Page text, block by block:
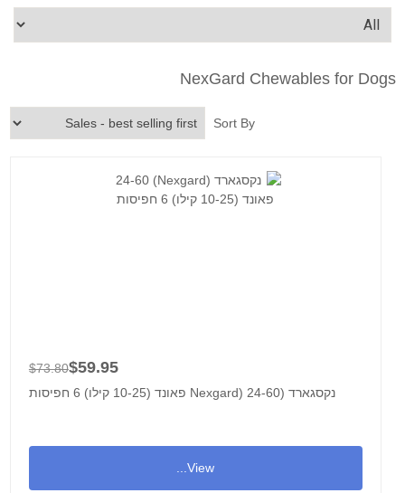
NexGard Chewables for Dogs
Sort By
$59.95
$73.80
נקסגארד (Nexgard) 24-60 פאונד (10-25 קילו) 6 חפיסות
View...